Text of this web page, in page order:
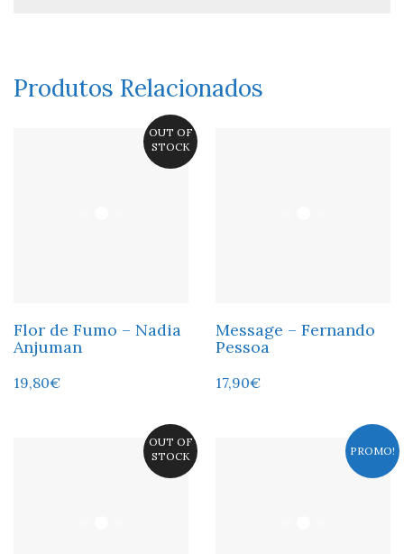
Produtos Relacionados
OUT OF
STOCK
Flor de Fumo – Nadia
Anjuman
19,80€
Message – Fernando
Pessoa
17,90€
OUT OF
STOCK
PROMO!